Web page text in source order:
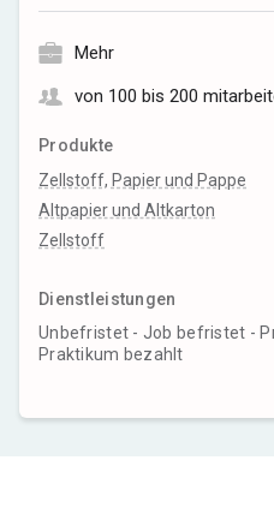
Mehr
von 100 bis 200
Produkte
Zellstoff, Papier und Pappe
Altpapier und Altkarton
Zellstoff
Dienstleistungen
Unbefristet - Job befristet -
Praktikum bezahlt